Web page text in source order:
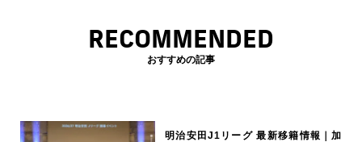
RECOMMENDED
おすすめの記事
明治安田J1リーグ 最新移籍情報｜加